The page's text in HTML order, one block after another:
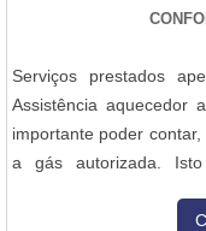
Serviços prestados
Assistência aquecedor
importante poder
a gás autorizada. Isto
profissionais